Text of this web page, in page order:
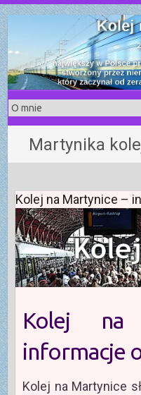
S
k
i
p
t
o
c
o
n
t
e
n
t
Martynika
Kolej na Martynice –
Kolej na
informacje
Kolej na Martynice